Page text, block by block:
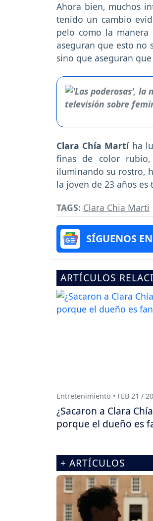
Ahora bien, muchos
tenido un cambio
pelo como la
aseguran que esto no
sino que aseguran
Clara Chía Martíha
finas de color
iluminando su rostro,
la joven de 23 años
TAGS: Clara Chia Marti
SÍGUENOS
ARTÍCULOS
Entretenimiento • FEB 21 /
¿Sacaron a Clara
porque el dueño es
+ ARTÍCULOS